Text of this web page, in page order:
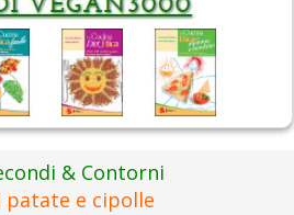
& Contorni
patate e cipolle